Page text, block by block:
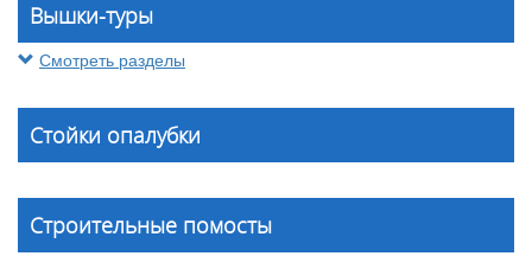
Вышки-туры
Смотреть разделы
Стойки опалубки
Строительные помосты